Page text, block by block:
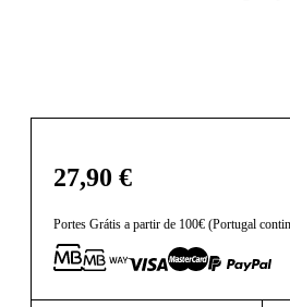
27,90 €
Portes Grátis a partir de 100€ (Portugal